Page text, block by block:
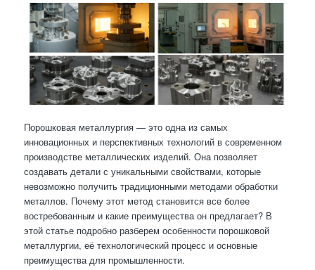
Порошковая металлургия — это одна из самых
инновационных и перспективных технологий в современном
производстве металлических изделий. Она позволяет
создавать детали с уникальными свойствами, которые
невозможно получить традиционными методами обработки
металлов. Почему этот метод становится все более
востребованным и какие преимущества он предлагает? В
этой статье подробно разберем особенности порошковой
металлургии, её технологический процесс и основные
преимущества для промышленности.